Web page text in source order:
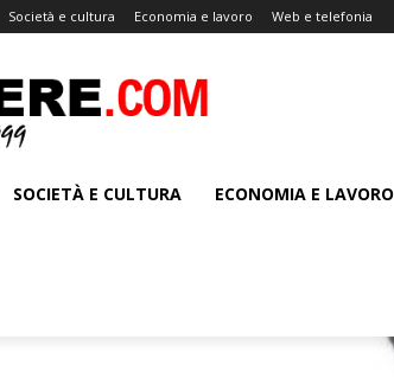
Società e cultura Economia e lavoro Web e telefonia
SOCIETÀ E CULTURA ECONOMIA E LAVORO